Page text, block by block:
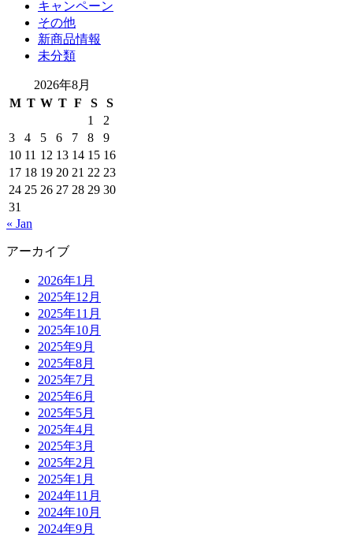
キャンペーン
その他
新商品情報
未分類
2026年8月
M T W T F S
S
1
2
3
4 5 6 7 8
9
10 11 12 13 14 15 16
17 18 19 20 21 22 23
24 25 26 27 28 29 30
31
« Jan
アーカイブ
2026年1月
2025年12月
2025年11月
2025年10月
2025年9月
2025年8月
2025年7月
2025年6月
2025年5月
2025年4月
2025年3月
2025年2月
2025年1月
2024年11月
2024年10月
2024年9月